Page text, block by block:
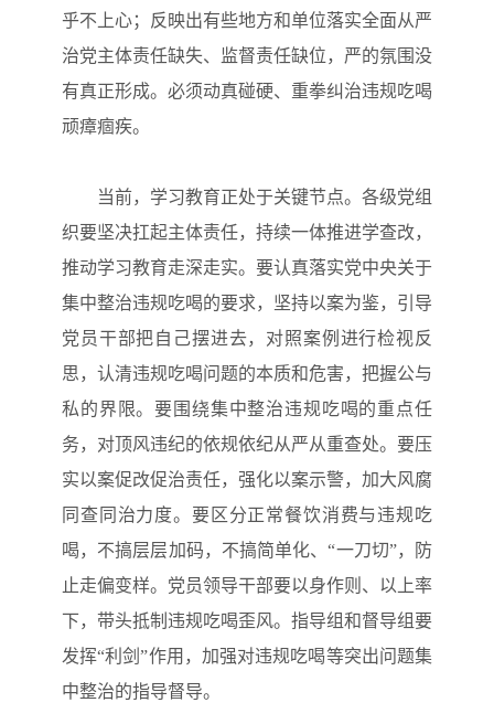
乎不上心；反映出有些地方和单位落实全面从严
治党主体责任缺失、监督责任缺位，严的氛围没
有真正形成。必须动真碰硬、重拳纠治违规吃喝
顽瘴痼疾。
当前，学习教育正处于关键节点。各级党组
织要坚决扛起主体责任，持续一体推进学查改，
推动学习教育走深走实。要认真落实党中央关于
集中整治违规吃喝的要求，坚持以案为鉴，引导
党员干部把自己摆进去，对照案例进行检视反
思，认清违规吃喝问题的本质和危害，把握公与
私的界限。要围绕集中整治违规吃喝的重点任
务，对顶风违纪的依规依纪从严从重查处。要压
实以案促改促治责任，强化以案示警，加大风腐
同查同治力度。要区分正常餐饮消费与违规吃
喝，不搞层层加码，不搞简单化、“一刀切”，防
止走偏变样。党员领导干部要以身作则、以上率
下，带头抵制违规吃喝歪风。指导组和督导组要
发挥“利剑”作用，加强对违规吃喝等突出问题集
中整治的指导督导。